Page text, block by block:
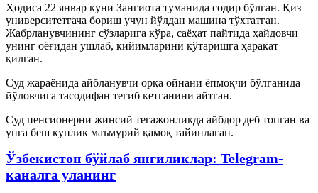
Ҳодиса 22 январ куни Зангиота туманида содир бўлган. Қиз
университетгача бориш учун йўлдан машина тўхтатган.
Жабрланувчининг сўзларига кўра, саёҳат пайтида ҳайдовчи
унинг оёғидан ушлаб, кийимларини кўтаришга ҳаракат
қилган.
Суд жараёнида айбланувчи орқа ойнани ёпмоқчи бўлганида
йўловчига тасодифан тегиб кетганини айтган.
Суд пенсионерни жинсий тегажонликда айбдор деб топган ва
унга беш кунлик маъмурий қамоқ тайинлаган.
Ўзбекистон бўйлаб янгиликлар: Telegram-
каналга уланинг